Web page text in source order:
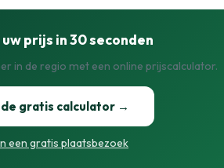
prijs in 30 seconden
in de regio met een online prijscalculator.
gratis calculator →
een gratis plaatsbezoek